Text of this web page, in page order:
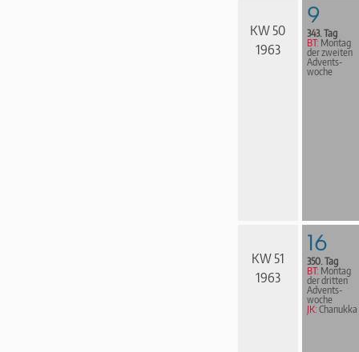
KW 50
1963
9
343. Tag
BT: Montag
der zweiten
Advents­
woche
KW 51
1963
16
350. Tag
BT: Montag
der dritten
Advents­
woche
JK: Chanukka